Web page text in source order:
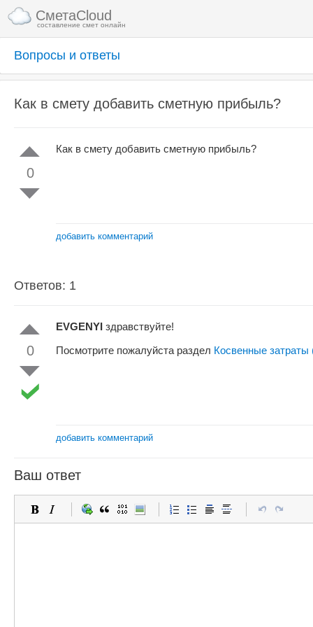
СметаCloud
составление смет онлайн
Вопросы и ответы
Как в смету добавить сметную прибыль?
0
Как в смету добавить сметную прибыль?
добавить комментарий
Ответов: 1
0
EVGENYI здравствуйте!
Посмотрите пожалуйста раздел Косвенные
добавить комментарий
Ваш ответ